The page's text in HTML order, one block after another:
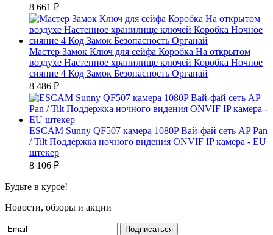
8 661 ₽
Мастер Замок Ключ для сейфа Коробка На открытом
воздухе Настенное хранилище ключей Коробка Ночное
сияние 4 Код Замок Безопасность Органай
8 486 ₽
ESCAM Sunny QF507 камера 1080P Вай-фай сеть AP Pan
/ Tilt Поддержка ночного видения ONVIF IP камера - EU
штекер
8 106 ₽
Будьте в курсе!
Новости, обзоры и акции
Подписаться